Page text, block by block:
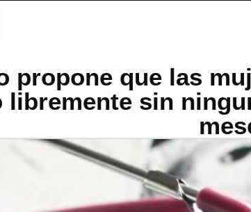
propone que las
libremente sin